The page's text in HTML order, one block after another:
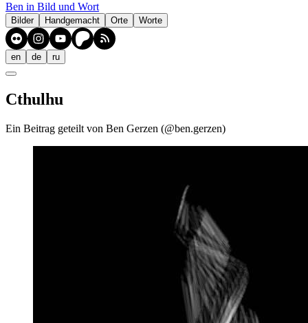
Ben in Bild und Wort
Bilder Handgemacht Orte Worte
en de ru
Cthulhu
Ein Beitrag geteilt von Ben Gerzen (@ben.gerzen)